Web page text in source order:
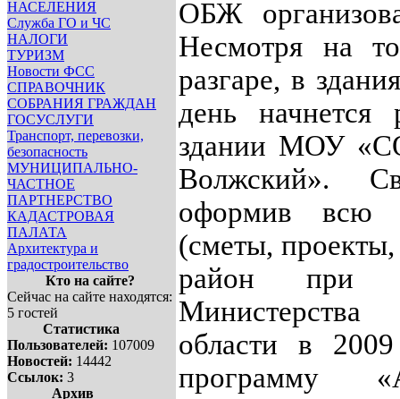
НАСЕЛЕНИЯ
Служба ГО и ЧС
НАЛОГИ
ТУРИЗМ
Новости ФСС
СПРАВОЧНИК
СОБРАНИЯ ГРАЖДАН
ГОСУСЛУГИ
Транспорт, перевозки,
безопасность
МУНИЦИПАЛЬНО-
ЧАСТНОЕ
ПАРТНЕРСТВО
КАДАСТРОВАЯ
ПАЛАТА
Архитектура и
градостроительство
Кто на сайте?
Сейчас на сайте находятся:
5 гостей
Статистика
Пользователей: 107009
Новостей: 14442
Ссылок: 3
Архив
ОБЖ
Несмотря на
разгаре, в
день
здании МОУ
Волжский».
оформив всю
(сметы,
район при
Министерства
области в
программу